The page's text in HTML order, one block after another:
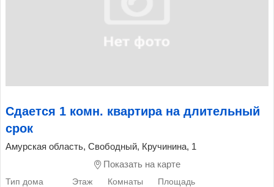
Сдается 1 комн. квартира на длительный
срок
Амурская область, Свободный, Кручинина, 1
Показать на карте